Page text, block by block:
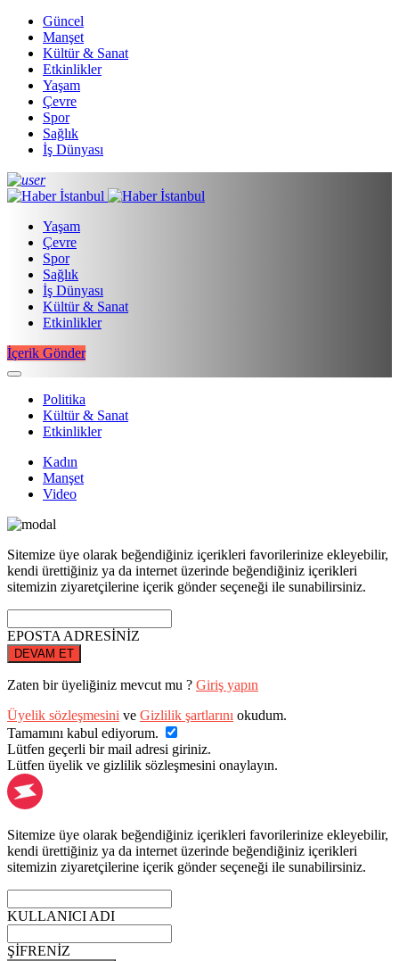
Güncel
Manşet
Kültür & Sanat
Etkinlikler
Yaşam
Çevre
Spor
Sağlık
İş Dünyası
Yaşam
Çevre
Spor
Sağlık
İş Dünyası
Kültür & Sanat
Etkinlikler
İçerik Gönder
Politika
Kültür & Sanat
Etkinlikler
Kadın
Manşet
Video
Sitemize üye olarak beğendiğiniz içerikleri favorilerinize ekleyebilir,
kendi ürettiğiniz ya da internet üzerinde beğendiğiniz içerikleri
sitemizin ziyaretçilerine içerik gönder seçeneği ile sunabilirsiniz.
EPOSTA ADRESİNİZ
DEVAM ET
Zaten bir üyeliğiniz mevcut mu ? Giriş yapın
Üyelik sözleşmesini ve Gizlilik şartlarını okudum.
Tamamını kabul ediyorum.
Lütfen geçerli bir mail adresi giriniz.
Lütfen üyelik ve gizlilik sözleşmesini onaylayın.
Sitemize üye olarak beğendiğiniz içerikleri favorilerinize ekleyebilir,
kendi ürettiğiniz ya da internet üzerinde beğendiğiniz içerikleri
sitemizin ziyaretçilerine içerik gönder seçeneği ile sunabilirsiniz.
KULLANICI ADI
ŞİFRENİZ